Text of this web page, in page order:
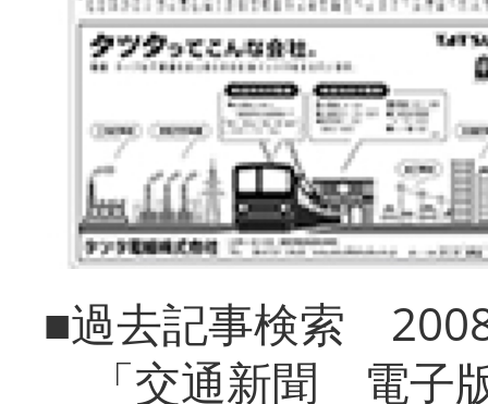
■過去記事検索
「交通新聞 電子